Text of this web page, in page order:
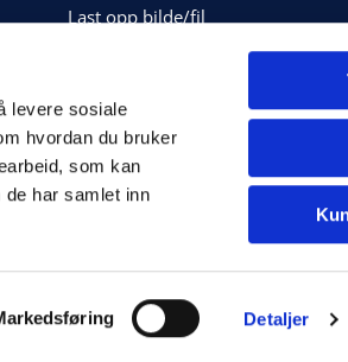
levere sosiale
hvordan du bruker
som kan
de har samlet inn
Detaljer
Last opp bilde/fil
Ingen fil valgt
Jeg godtar at opplysningene